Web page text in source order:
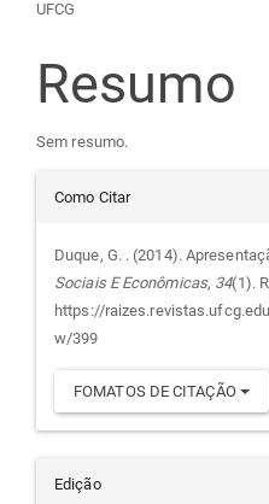
do
artigo
principal
UFCG
Resumo
Sem resumo.
Detalhes
do
artigo
Como Citar
Duque, G. . (2014).
Sociais E Econômicas, 34(1).
https://
w/399
FOMATOS DE CITAÇÃO
Edição